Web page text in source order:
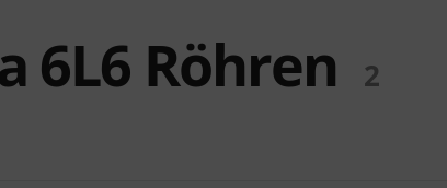
6L6 Röhren 2